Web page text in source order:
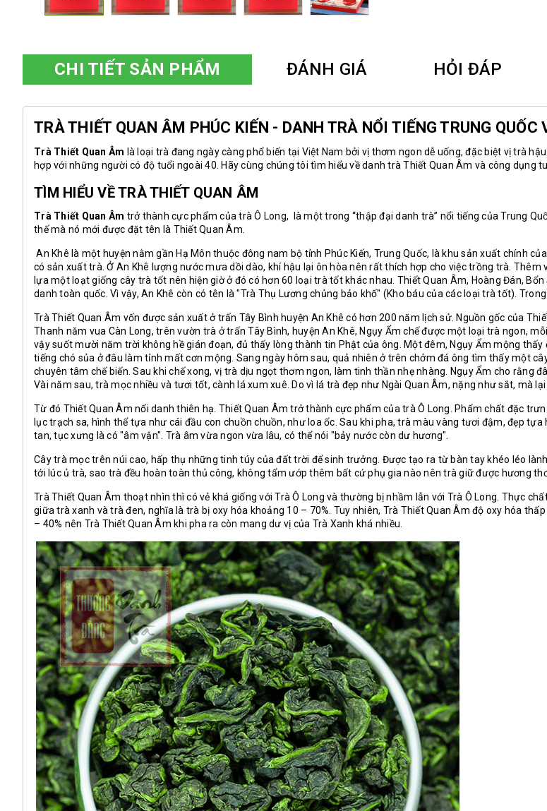
CHI TIẾT SẢN PHẨM ĐÁNH GIÁ HỎI ĐÁP
TRÀ THIẾT QUAN ÂM PHÚC KIẾN - DANH TRÀ NỔI TIẾNG TRUNG QUỐC
Trà Thiết Quan Âm là loại trà đang ngày càng phổ biến tại Việt Nam bởi vị thơm ngon dễ uống, đặc biệt vị trà
hợp với những người có độ tuổi ngoài 40. Hãy cùng chúng tôi tìm hiểu về danh trà Thiết Quan Âm và công dụng
TÌM HIỂU VỀ TRÀ THIẾT QUAN ÂM
Trà Thiết Quan Âm trở thành cực phẩm của trà Ô Long, là một trong “thập đại danh trà” nổi tiếng của Trung
thế mà nó mới được đặt tên là Thiết Quan Âm.
An Khê là một huyện nằm gần Hạ Môn thuộc đông nam bộ tỉnh Phúc Kiến, Trung Quốc, là khu sản xuất chính
có sản xuất trà. Ở An Khê lượng nước mưa dồi dào, khí hậu lại ôn hòa nên rất thích hợp cho việc trồng trà.
lựa một loạt giống cây trà tốt nên hiện giờ ở đó có hơn 60 loại trà tốt khác nhau. Thiết Quan Âm, Hoàng Đán,
danh toàn quốc. Vì vậy, An Khê còn có tên là "Trà Thụ Lương chủng bảo khố" (Kho báu của các loại trà tốt).
Trà Thiết Quan Âm vốn được sản xuất ở trấn Tây Bình huyện An Khê có hơn 200 năm lịch sử. Nguồn gốc của
Thanh năm vua Càn Long, trên vườn trà ở trấn Tây Bình, huyện An Khê, Ngụy Ẩm chế được một loại trà ngon,
vậy suốt mười năm trời không hề gián đoạn, đủ thấy lòng thành tin Phật của ông. Một đêm, Ngụy Ẩm mộng
tiếng chó sủa ở đâu làm tỉnh mất cơn mộng. Sang ngày hôm sau, quả nhiên ở trên chởm đá ông tìm thấy một
chuyên tâm chế biến. Sau khi chế xong, vị trà dịu ngọt thơm ngon, làm tinh thần nhẹ nhàng. Ngụy Ẩm cho rằng
Vài năm sau, trà mọc nhiều và tươi tốt, cành lá xum xuê. Do vì lá trà đẹp như Ngài Quan Âm, nặng như sắt, mà
Từ đó Thiết Quan Âm nổi danh thiên hạ. Thiết Quan Âm trở thành cực phẩm của trà Ô Long . Phẩm chất đặc
lục trạch sa, hình thể tựa như cái đầu con chuồn chuồn, như loa ốc. Sau khi pha, trà màu vàng tươi đậm, đẹp
tan, tục xưng là có "âm vận". Trà âm vừa ngon vừa lâu, có thể nói "bảy nước còn dư hương".
Cây trà mọc trên núi cao, hấp thụ những tinh túy của đất trời để sinh trưởng. Được tạo ra từ bàn tay khéo léo
tới lúc ủ trà, sao trà đều hoàn toàn thủ công, không tẩm ướp thêm bất cứ phụ gia nào nên trà giữ được hương
Trà Thiết Quan Âm thoạt nhìn thì có vẻ khá giống với Trà Ô Long và thường bị nhầm lẫn với Trà Ô Long. Thực
giữa trà xanh và trà đen, nghĩa là trà bị oxy hóa khoảng 10 – 70%. Tuy nhiên, Trà Thiết Quan Âm độ oxy hóa
– 40% nên Trà Thiết Quan Âm khi pha ra còn mang dư vị của Trà Xanh khá nhiều.